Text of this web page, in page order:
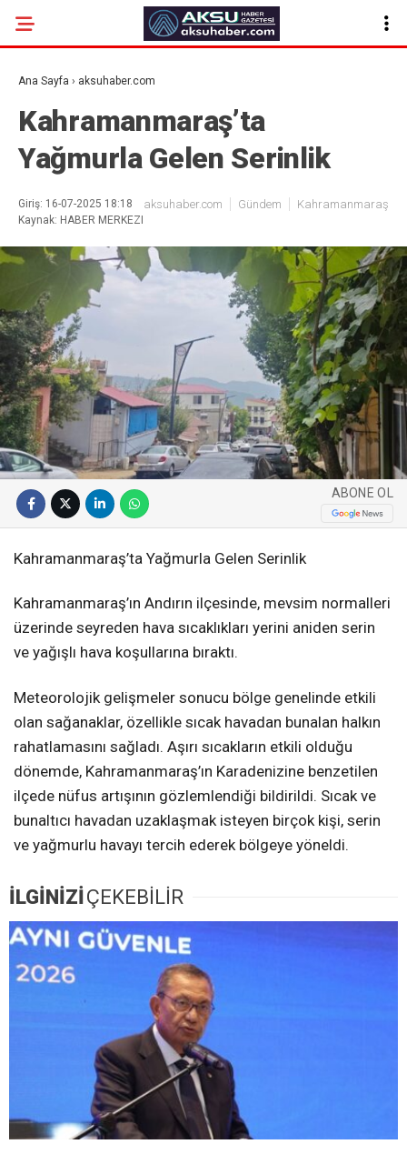
Ana Sayfa › aksuhaber.com
Kahramanmaraş’ta
Yağmurla Gelen Serinlik
Giriş: 16-07-2025 18:18
Kaynak: HABER MERKEZI
aksuhaber.com Gündem Kahramanmaraş
ABONE OL
Kahramanmaraş’ta Yağmurla Gelen Serinlik
Kahramanmaraş’ın Andırın ilçesinde, mevsim normalleri
üzerinde seyreden hava sıcaklıkları yerini aniden serin
ve yağışlı hava koşullarına bıraktı.
Meteorolojik gelişmeler sonucu bölge genelinde etkili
olan sağanaklar, özellikle sıcak havadan bunalan halkın
rahatlamasını sağladı. Aşırı sıcakların etkili olduğu
dönemde, Kahramanmaraş’ın Karadenizine benzetilen
ilçede nüfus artışının gözlemlendiği bildirildi. Sıcak ve
bunaltıcı havadan uzaklaşmak isteyen birçok kişi, serin
ve yağmurlu havayı tercih ederek bölgeye yöneldi.
İLGİNİZİÇEKEBİLİR